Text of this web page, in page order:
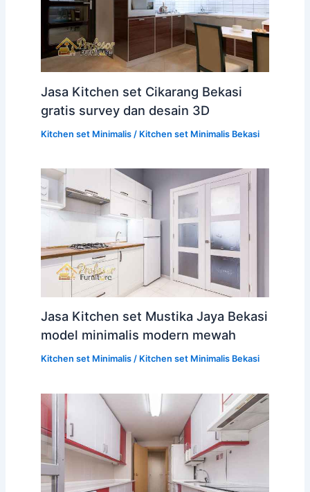
Jasa Kitchen set Cikarang Bekasi
gratis survey dan desain 3D
Kitchen set Minimalis/ Kitchen set Minimalis Bekasi
Jasa Kitchen set Mustika Jaya Bekasi
model minimalis modern mewah
Kitchen set Minimalis/ Kitchen set Minimalis Bekasi